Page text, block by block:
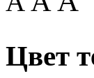
Цвет